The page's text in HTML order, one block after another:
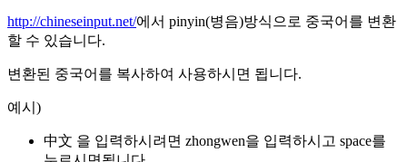
http://chineseinput.net/에서 pinyin(병음)방식으로 중국어를 변환
할 수 있습니다.
변환된 중국어를 복사하여 사용하시면 됩니다.
예시)
中文 을 입력하시려면 zhongwen을 입력하시고 space를